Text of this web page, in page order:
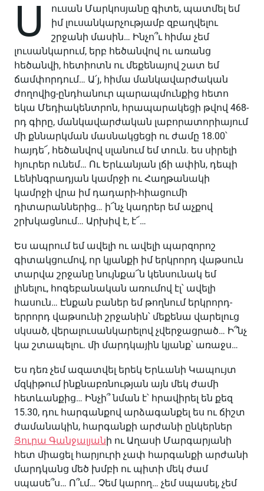
Ս
ուսան Մարկոսյանը գիտե, պատմել եմ
իմ լուսանկարչությամբ զբաղվելու
շրջանի մասին… Ինչո՞ւ հիմա չեմ
լուսանկարում, երբ հեծանվով ու առանց
հեծանվի, հետիոտն ու մեքենայով շատ եմ
ճամփորդում… Ա՛յ, հիմա մանկավարժական
ժողովից-ընդհանուր պարապմունքից հետո
եկա Մեդիակենտրոն, հրապարակեցի թվով 468-
րդ գիրը, մանկավարժական լաբորատորիայում
մի քննարկման մասնակցեցի ու ժամը 18.00՝
հայդե՜, հեծանվով սլանում եմ տուն. ես սիրելի
հյուրեր ունեմ… Ու Երևանյան լճի ափին, դեպի
Լենինգրադյան կամրջի ու Հաղթանակի
կամրջի վրա իմ դադարի-հիացումի
դիտարաններից… ի՜նչ կադրեր եմ աչքով
շրխկացնում… Արխիվ է, է՜…
Ես ապրում եմ ավելի ու ավելի պարզորոշ
գիտակցումով, որ կյանքի իմ երկրորդ վաթսուն
տարվա շրջանը նույնքա՜ն կենսունակ եմ
լինելու, հոգեբանական առումով էլ՝ ավելի
հասուն… Էնքան բաներ եմ թողնում երկրորդ-
երրորդ վաթսունի շրջանին՝ մեքենա վարելուց
սկսած, վերալուսանկարելով չվերջացրած… Ի՞նչ
կա շտապելու. մի մարդկային կյանք՝ առաջս…
Ես դեռ չեմ ազատվել երեկ Երևանի Կապույտ
մզկիթում ինքնաբռնության այն մեկ ժամի
հետևանքից… Ինչի՞ նման է՝ հրավիրել են քեզ
15.30, դու հարգանքով արձագանքել ես ու ճիշտ
ժամանակին, հարգանքի արժանի ընկերներ
Յուրա Գանջալյանի ու Աղասի Մարգարյանի
հետ միացել հարյուրի չափ հարգանքի արժանի
մարդկանց մեծ խմբի ու պիտի մեկ ժամ
սպասե՞ս… Ո՞ւմ… Չեմ կարող… չեմ սպասել, չեմ